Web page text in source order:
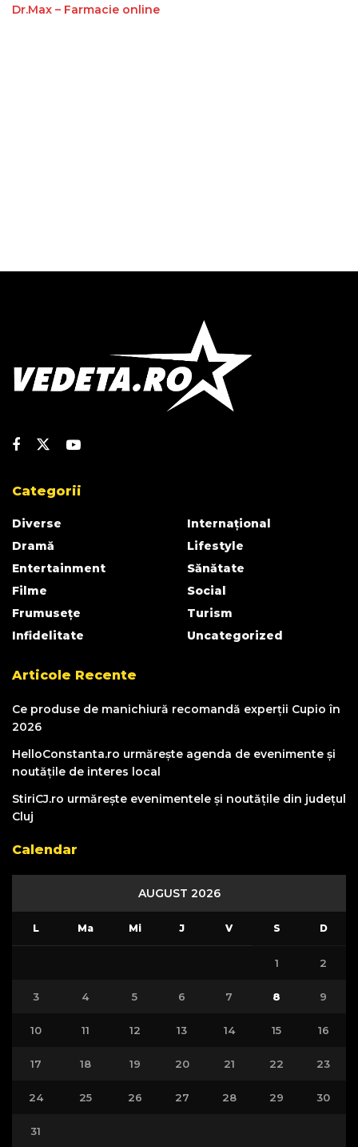
Dr.Max – Farmacie online
Categorii
Diverse
Dramă
Entertainment
Filme
Frumusețe
Infidelitate
Internațional
Lifestyle
Sănătate
Social
Turism
Uncategorized
Articole Recente
Ce produse de manichiură recomandă experții Cupio în
2026
HelloConstanta.ro urmărește agenda de evenimente și
noutățile de interes local
StiriCJ.ro urmărește evenimentele și noutățile din județul
Cluj
Calendar
AUGUST 2026
L Ma Mi J V S D
1 2
3 4 5 6 7 8 9
10 11 12 13 14 15 16
17 18 19 20 21 22 23
24 25 26 27 28 29 30
31